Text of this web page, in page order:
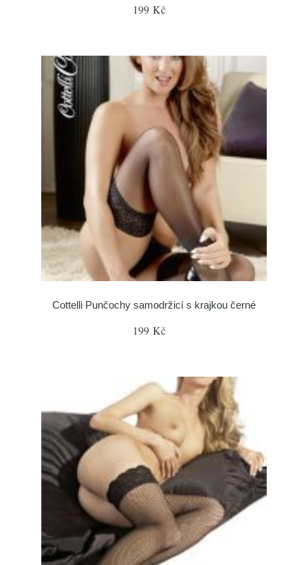
199 Kč
Cottelli Punčochy samodržicí s krajkou černé
199 Kč